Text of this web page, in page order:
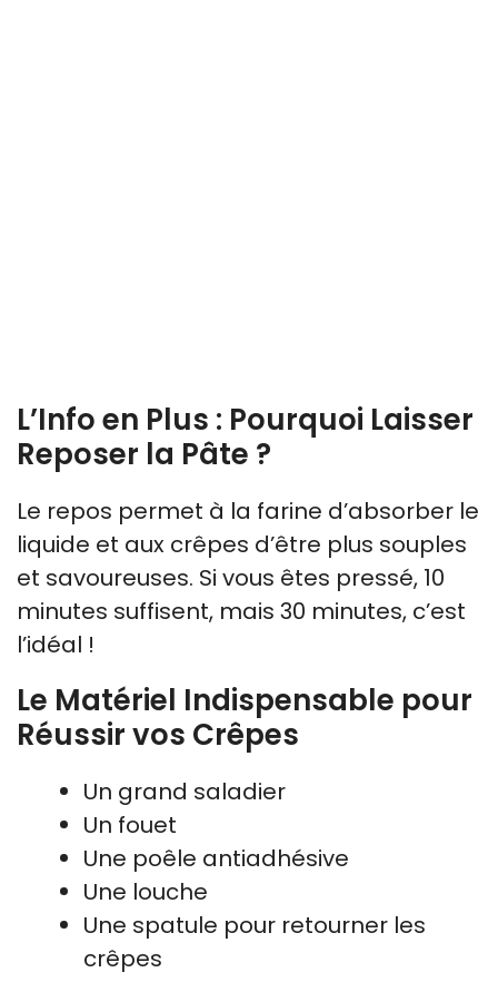
L’Info en Plus : Pourquoi Laisser
Reposer la Pâte ?
Le repos permet à la farine d’absorber le
liquide et aux crêpes d’être plus souples
et savoureuses. Si vous êtes pressé, 10
minutes suffisent, mais 30 minutes, c’est
l’idéal !
Le Matériel Indispensable pour
Réussir vos Crêpes
Un grand saladier
Un fouet
Une poêle antiadhésive
Une louche
Une spatule pour retourner les
crêpes